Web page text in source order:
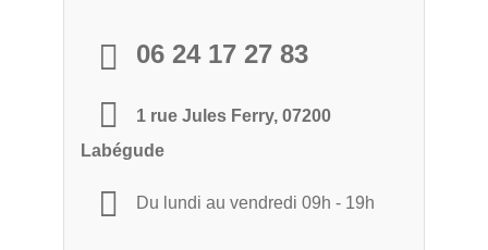
06 24 17 27 83
1 rue Jules Ferry, 07200
Labégude
Du lundi au vendredi 09h - 19h